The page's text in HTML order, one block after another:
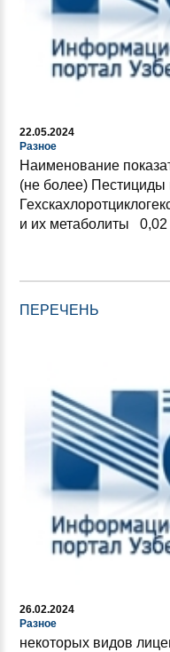
22.05.2024
Разное
Наименование
(не более) Пестициды
и их метаболиты 0,02
ПЕРЕЧЕНЬ
26.02.2024
Разное
некоторых видов